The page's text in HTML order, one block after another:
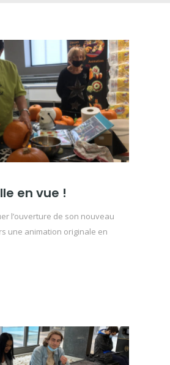
en vue !
l’ouverture de son nouveau
une animation originale en